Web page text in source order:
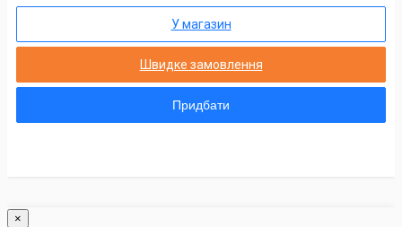
У магазин
Швидке замовлення
Придбати
×